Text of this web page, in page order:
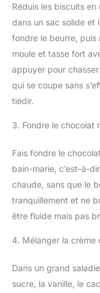
Réduis les biscuits
dans un sac solide et
fondre le beurre, puis
moule et tasse fort
appuyer pour
qui se coupe sans
tiédir.
3. Fondre le chocolat
Fais fondre le
bain-marie, c’est-à-
chaude, sans que le
tranquillement et ne
être fluide mais pas
4. Mélanger la crème
Dans un grand
sucre, la vanille, le